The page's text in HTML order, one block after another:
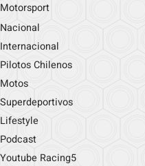
Motorsport
Nacional
Internacional
Pilotos Chilenos
Motos
Superdeportivos
Lifestyle
Podcast
Youtube Racing5